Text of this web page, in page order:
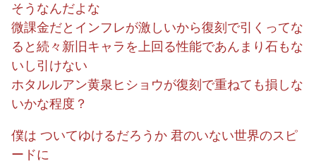
そうなんだよな
微課金だとインフレが激しいから復刻で引くってな
ると続々新旧キャラを上回る性能であんまり石もな
いし引けない
ホタルルアン黄泉ヒショウが復刻で重ねても損しな
いかな程度？
僕は ついてゆけるだろうか 君のいない世界のスピ
ードに